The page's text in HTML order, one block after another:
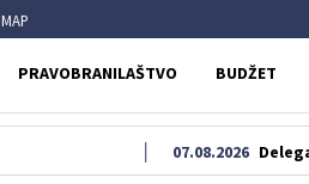
MAP
PRAVOBRANILAŠTVO BUDŽET
Delegacija